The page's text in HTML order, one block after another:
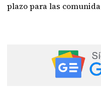
plazo para las